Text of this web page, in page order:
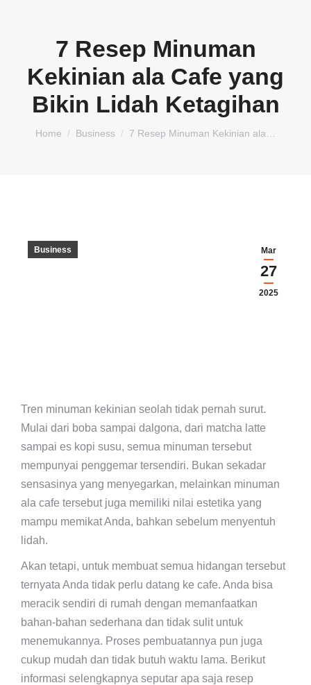
7 Resep Minuman
Kekinian ala Cafe yang
Bikin Lidah Ketagihan
You are here:
Home Business 7 Resep Minuman Kekinian ala…
Mar
27
2025
Business
Tren minuman kekinian seolah tidak pernah surut.
Mulai dari boba sampai dalgona, dari matcha latte
sampai es kopi susu, semua minuman tersebut
mempunyai penggemar tersendiri. Bukan sekadar
sensasinya yang menyegarkan, melainkan minuman
ala cafe tersebut juga memiliki nilai estetika yang
mampu memikat Anda, bahkan sebelum menyentuh
lidah.
Akan tetapi, untuk membuat semua hidangan tersebut
ternyata Anda tidak perlu datang ke cafe. Anda bisa
meracik sendiri di rumah dengan memanfaatkan
bahan-bahan sederhana dan tidak sulit untuk
menemukannya. Proses pembuatannya pun juga
cukup mudah dan tidak butuh waktu lama. Berikut
informasi selengkapnya seputar apa saja resep